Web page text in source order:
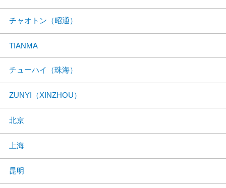
チャオトン（昭通）
TIANMA
チューハイ（珠海）
ZUNYI（XINZHOU）
北京
上海
昆明